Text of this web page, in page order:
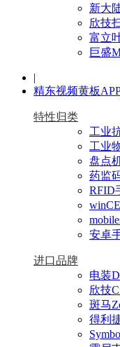
新大
欣技
富立
巨盛
|
精东视频黄板
特性归类
工业
工业
盘点
药监
RFID
安卓
进口品牌
电装
欣技
斑马
得利